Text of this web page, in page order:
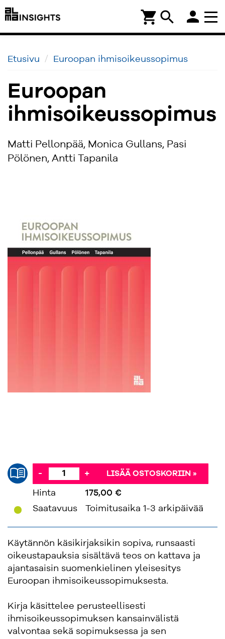
search
shopping_cart person
Etusivu Euroopan ihmisoikeussopimus
Euroopan
ihmisoikeussopimus
Matti Pellonpää, Monica Gullans, Pasi
Pölönen, Antti Tapanila
- + LISÄÄ OSTOSKORIIN »
Hinta
175,00 €
Saatavuus
Toimitusaika 1-3 arkipäivää
Käytännön käsikirjaksikin sopiva, runsaasti
oikeustapauksia sisältävä teos on kattava ja
ajantasaisin suomenkielinen yleisesitys
Euroopan ihmisoikeussopimuksesta.
Kirja käsittelee perusteellisesti
ihmisoikeussopimuksen kansainvälistä
valvontaa sekä sopimuksessa ja sen